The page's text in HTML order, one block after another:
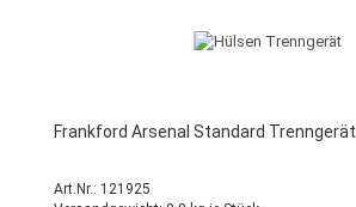
Frankford Arsenal Standard Trenngerät
Art.Nr.: 121925